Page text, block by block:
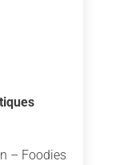
– Foodies